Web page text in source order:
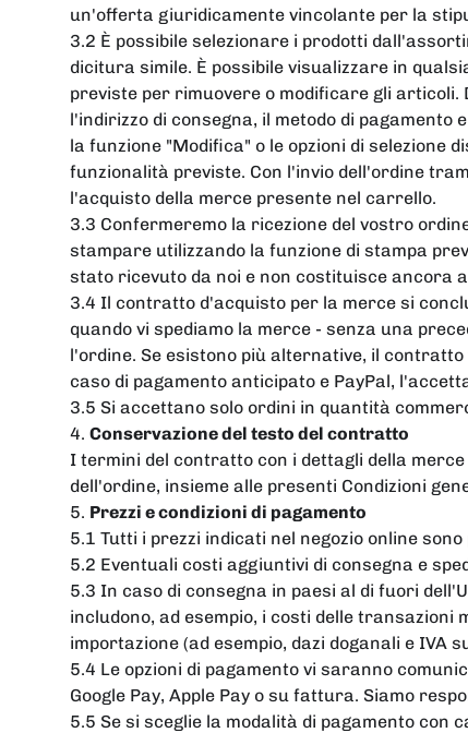
un'offerta giuridicamente vincolante per la
3.2 È possibile selezionare i prodotti
dicitura simile. È possibile visualizzare in
previste per rimuovere o modificare gli
l'indirizzo di consegna, il metodo di
la funzione "Modifica" o le opzioni di selezione
funzionalità previste. Con l'invio dell'ordine
l'acquisto della merce presente nel carrello.
3.3 Confermeremo la ricezione del vostro
stampare utilizzando la funzione di stampa
stato ricevuto da noi e non costituisce ancora
3.4 Il contratto d'acquisto per la merce si
quando vi spediamo la merce - senza una
l'ordine. Se esistono più alternative, il
caso di pagamento anticipato e PayPal,
3.5 Si accettano solo ordini in quantità
4. Conservazione del testo del contratto
I termini del contratto con i dettagli della
dell'ordine, insieme alle presenti Condizioni
5. Prezzi e condizioni di pagamento
5.1 Tutti i prezzi indicati nel negozio online
5.2 Eventuali costi aggiuntivi di consegna e
5.3 In caso di consegna in paesi al di fuori
includono, ad esempio, i costi delle transazioni
importazione (ad esempio, dazi doganali e IVA
5.4 Le opzioni di pagamento vi saranno
Google Pay, Apple Pay o su fattura. Siamo
5.5 Se si sceglie la modalità di pagamento